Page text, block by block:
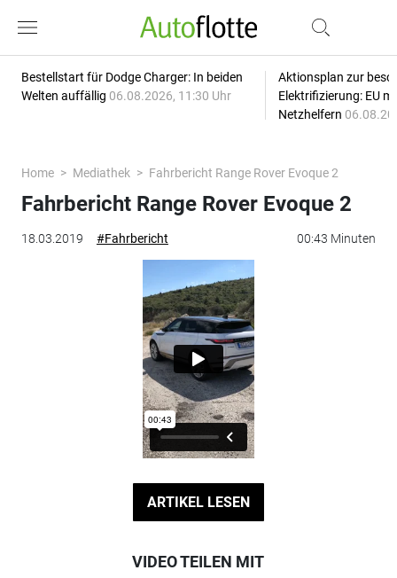
Bestellstart für Dodge Charger: In beiden
Welten auffällig 06.08.2026, 11:30 Uhr
Aktionsplan zur
Elektrifizierung: EU
Netzhelfern
Home Mediathek Fahrbericht Range Rover Evoque 2
18.03.2019 #Fahrbericht 00:43 Minuten
Fahrbericht Range Rover Evoque 2
ARTIKEL LESEN
VIDEO TEILEN MIT